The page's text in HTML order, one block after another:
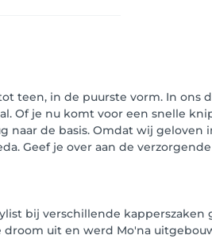
teen, in de puurste vorm. In ons
Of je nu komt voor een snelle
naar de basis. Omdat wij
Geef je over aan de
bij verschillende
uit en werd Mo'na